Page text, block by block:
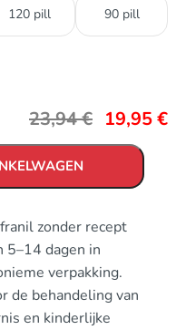
120 pill 90 pill
23,94€ 19,95€
zonder recept
5–14 dagen in
verpakking.
de behandeling van
en kinderlijke